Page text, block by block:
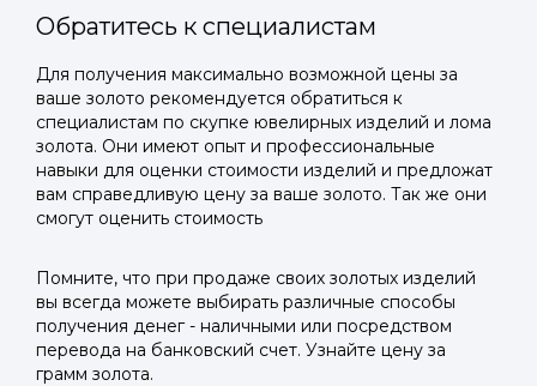
Обратитесь к специалистам
Для получения максимально возможной цены за
ваше золото рекомендуется обратиться к
специалистам по скупке ювелирных изделий и лома
золота. Они имеют опыт и профессиональные
навыки для оценки стоимости изделий и предложат
вам справедливую цену за ваше золото. Так же они
смогут оценить стоимость
Помните, что при продаже своих золотых изделий
вы всегда можете выбирать различные способы
получения денег - наличными или посредством
перевода на банковский счет. Узнайте цену за
грамм золота.